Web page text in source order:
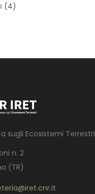
(4)
sugli Ecosistemi Terrestri
n. 2
(TR)